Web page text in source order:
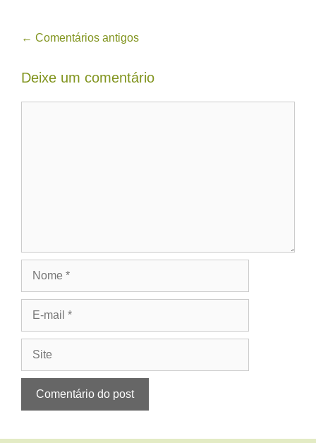
Navegação
comentário
← Comentários antigos
Deixe um comentário